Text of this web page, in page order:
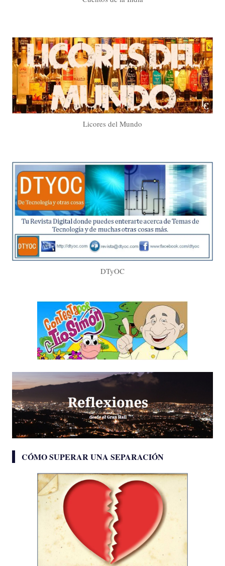
Licores del Mundo
DTyOC
CÓMO SUPERAR UNA SEPARACIÓN